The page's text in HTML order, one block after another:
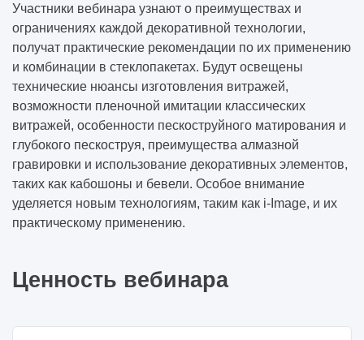
Участники вебинара узнают о преимуществах и
ограничениях каждой декоративной технологии,
получат практические рекомендации по их применению
и комбинации в стеклопакетах. Будут освещены
технические нюансы изготовления витражей,
возможности пленочной имитации классических
витражей, особенности пескоструйного матирования и
глубокого пескоструя, преимущества алмазной
гравировки и использование декоративных элементов,
таких как кабошоны и бевели. Особое внимание
уделяется новым технологиям, таким как i-Image, и их
практическому применению.
Ценность вебинара